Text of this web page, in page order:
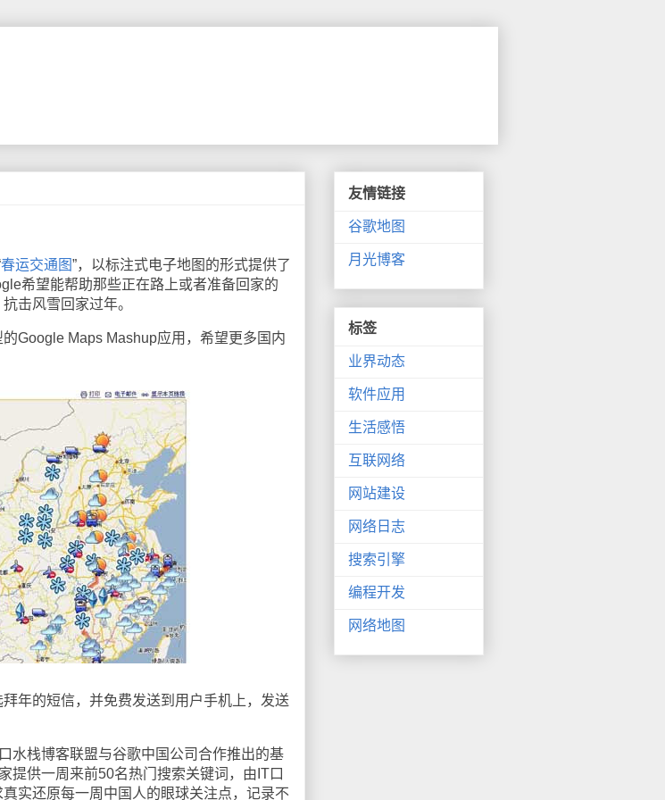
春运交通图”，以标注式电子地图的形式提供了
希望能帮助那些正在路上或者准备回家的
击风雪回家过年。
Google Maps Mashup应用，希望更多国内
年的短信，并免费发送到用户手机上，发送
水栈博客联盟与谷歌中国公司合作推出的基
提供一周来前50名热门搜索关键词，由IT口
实还原每一周中国人的眼球关注点，记录不
友情链接
谷歌地图
月光博客
标签
业界动态
软件应用
生活感悟
互联网络
网站建设
网络日志
搜索引擎
编程开发
网络地图